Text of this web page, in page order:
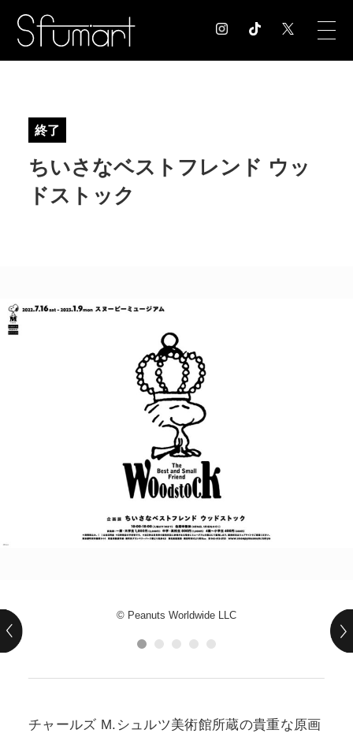
EXHIBITION 展覧会情報
MUSEUM
POLICY COMPANY
終了
ちいさなベストフレンド ウッ
ドストック
© Peanuts Worldwide LLC
チャールズ M.シュルツ美術館所蔵の貴重な原画